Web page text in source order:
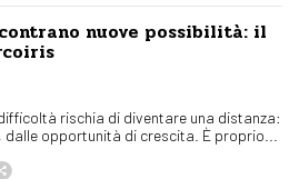
nuove possibilità: il
rischia di diventare una distanza:
opportunità di crescita. È proprio...